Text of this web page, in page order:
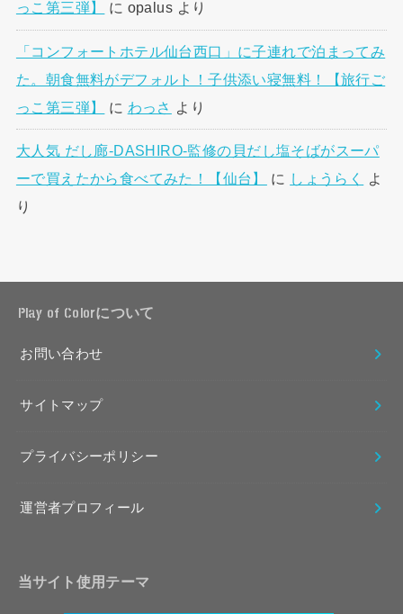
っこ第三弾】
に opalus より
「コンフォートホテル仙台西口」に子連れで泊まってみ
た。朝食無料がデフォルト！子供添い寝無料！【旅行ご
っこ第三弾】
に わっさ より
大人気 だし廊-DASHIRO-監修の貝だし塩そばがスーパ
ーで買えたから食べてみた！【仙台】
に しょうらく
よ
り
Play of Colorについて
お問い合わせ
サイトマップ
プライバシーポリシー
運営者プロフィール
当サイト使用テーマ